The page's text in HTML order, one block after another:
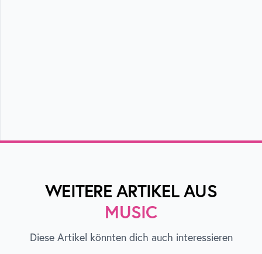
WEITERE ARTIKEL AUS
MUSIC
Diese Artikel könnten dich auch interessieren